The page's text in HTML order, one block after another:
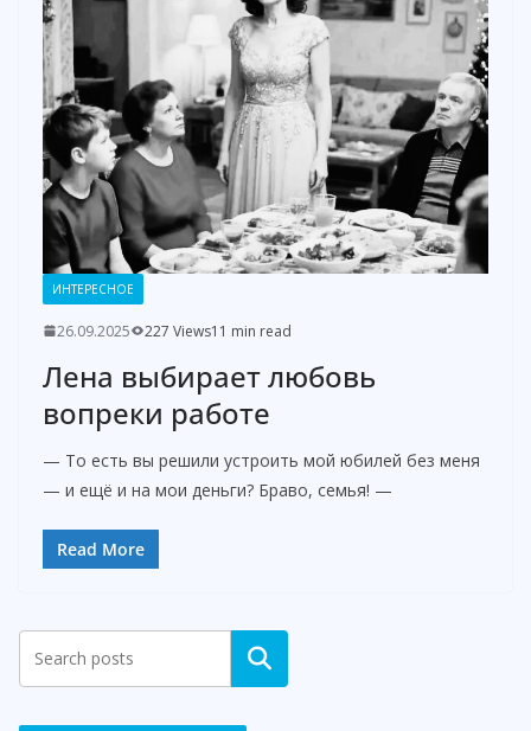
ИНТЕРЕСНОЕ
26.09.2025 227 Views11 min read
Лена выбирает любовь
вопреки работе
— То есть вы решили устроить мой юбилей без меня
— и ещё и на мои деньги? Браво, семья! —
Read More
Search